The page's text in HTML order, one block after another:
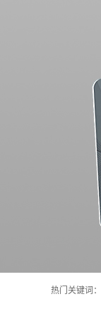
热门关键词：